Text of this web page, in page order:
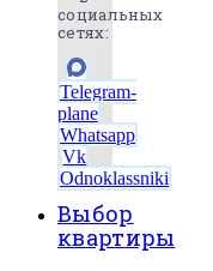
социальных
сетях:
Telegram-
plane
Whatsapp
Vk
Odnoklassniki
Выбор
квартиры